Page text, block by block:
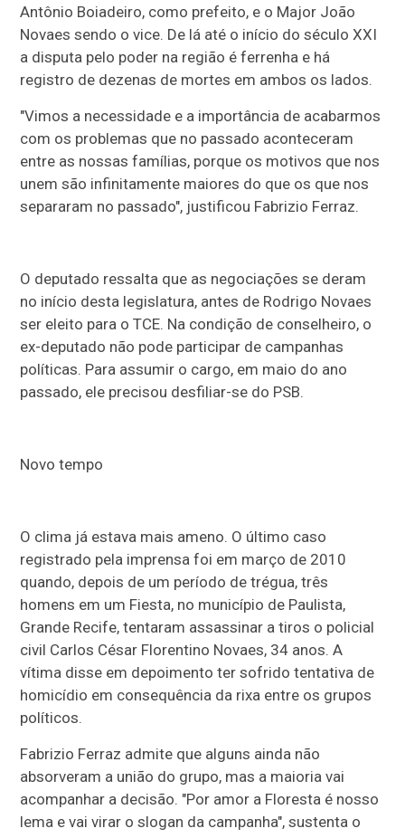
Antônio Boiadeiro, como prefeito, e o Major João
Novaes sendo o vice. De lá até o início do século XXI
a disputa pelo poder na região é ferrenha e há
registro de dezenas de mortes em ambos os lados.
"Vimos a necessidade e a importância de acabarmos
com os problemas que no passado aconteceram
entre as nossas famílias, porque os motivos que nos
unem são infinitamente maiores do que os que nos
separaram no passado", justificou Fabrizio Ferraz.
O deputado ressalta que as negociações se deram
no início desta legislatura, antes de Rodrigo Novaes
ser eleito para o TCE. Na condição de conselheiro, o
ex-deputado não pode participar de campanhas
políticas. Para assumir o cargo, em maio do ano
passado, ele precisou desfiliar-se do PSB.
Novo tempo
O clima já estava mais ameno. O último caso
registrado pela imprensa foi em março de 2010
quando, depois de um período de trégua, três
homens em um Fiesta, no município de Paulista,
Grande Recife, tentaram assassinar a tiros o policial
civil Carlos César Florentino Novaes, 34 anos. A
vítima disse em depoimento ter sofrido tentativa de
homicídio em consequência da rixa entre os grupos
políticos.
Fabrizio Ferraz admite que alguns ainda não
absorveram a união do grupo, mas a maioria vai
acompanhar a decisão. "Por amor a Floresta é nosso
lema e vai virar o slogan da campanha", sustenta o